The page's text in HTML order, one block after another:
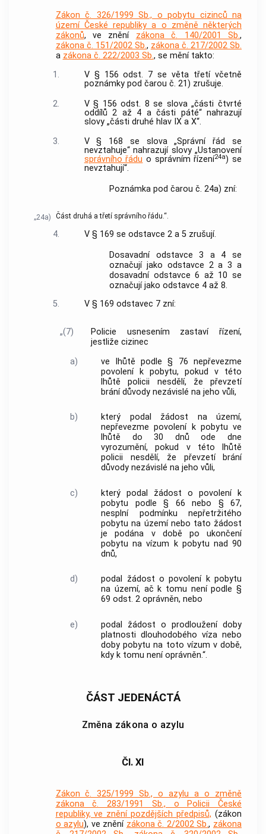
Zákon č. 326/1999 Sb., o pobytu cizinců na
území České republiky a o změně některých
zákonů, ve znění zákona č. 140/2001 Sb.,
zákona č. 151/2002 Sb., zákona č. 217/2002 Sb.
a zákona č. 222/2003 Sb., se mění takto:
1.
V § 156 odst. 7 se věta třetí včetně
poznámky pod čarou č. 21) zrušuje.
2.
V § 156 odst. 8 se slova „části čtvrté
oddílů 2 až 4 a části páté“ nahrazují
slovy „části druhé hlav IX a X“.
3.
V § 168 se slova „Správní řád se
nevztahuje“ nahrazují slovy „Ustanovení
správního řádu o správním řízení24a) se
nevztahují“.
Poznámka pod čarou č. 24a) zní:
„24a) Část druhá a třetí správního řádu.“.
4. V § 169 se odstavce 2 a 5 zrušují.
Dosavadní odstavce 3 a 4 se
označují jako odstavce 2 a 3 a
dosavadní odstavce 6 až 10 se
označují jako odstavce 4 až 8.
5.
V § 169 odstavec 7 zní:
„(7)
Policie usnesením zastaví řízení,
jestliže cizinec
a)
ve lhůtě podle § 76 nepřevezme
povolení k pobytu, pokud v této
lhůtě policii nesdělí, že převzetí
brání důvody nezávislé na jeho vůli,
b)
který podal žádost na území,
nepřevezme povolení k pobytu ve
lhůtě do 30 dnů ode dne
vyrozumění, pokud v této lhůtě
policii nesdělí, že převzetí brání
důvody nezávislé na jeho vůli,
c)
který podal žádost o povolení k
pobytu podle § 66 nebo § 67,
nesplní podmínku nepřetržitého
pobytu na území nebo tato žádost
je podána v době po ukončení
pobytu na vízum k pobytu nad 90
dnů,
d)
podal žádost o povolení k pobytu
na území, ač k tomu není podle §
69 odst. 2 oprávněn, nebo
e)
podal žádost o prodloužení doby
platnosti dlouhodobého víza nebo
doby pobytu na toto vízum v době,
kdy k tomu není oprávněn.“.
ČÁST JEDENÁCTÁ
Změna zákona o azylu
Čl. XI
Zákon č. 325/1999 Sb., o azylu a o změně
zákona č. 283/1991 Sb., o Policii České
republiky, ve znění pozdějších předpisů, (zákon
o azylu), ve znění zákona č. 2/2002 Sb., zákona